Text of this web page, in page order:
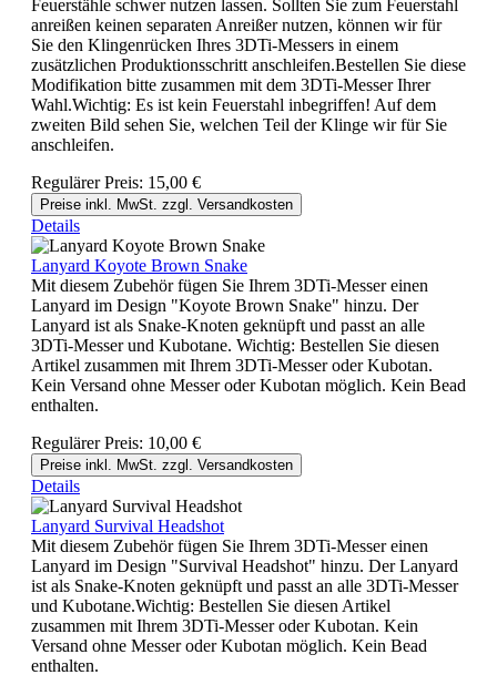
Feuerstähle schwer nutzen lassen. Sollten Sie zum Feuerstahl
anreißen keinen separaten Anreißer nutzen, können wir für
Sie den Klingenrücken Ihres 3DTi-Messers in einem
zusätzlichen Produktionsschritt anschleifen.Bestellen Sie diese
Modifikation bitte zusammen mit dem 3DTi-Messer Ihrer
Wahl.Wichtig: Es ist kein Feuerstahl inbegriffen! Auf dem
zweiten Bild sehen Sie, welchen Teil der Klinge wir für Sie
anschleifen.
Regulärer Preis: 15,00 €
Preise inkl. MwSt. zzgl. Versandkosten
Details
Lanyard Koyote Brown Snake
Mit diesem Zubehör fügen Sie Ihrem 3DTi-Messer einen
Lanyard im Design "Koyote Brown Snake" hinzu. Der
Lanyard ist als Snake-Knoten geknüpft und passt an alle
3DTi-Messer und Kubotane. Wichtig: Bestellen Sie diesen
Artikel zusammen mit Ihrem 3DTi-Messer oder Kubotan.
Kein Versand ohne Messer oder Kubotan möglich. Kein Bead
enthalten.
Regulärer Preis: 10,00 €
Preise inkl. MwSt. zzgl. Versandkosten
Details
Lanyard Survival Headshot
Mit diesem Zubehör fügen Sie Ihrem 3DTi-Messer einen
Lanyard im Design "Survival Headshot" hinzu. Der Lanyard
ist als Snake-Knoten geknüpft und passt an alle 3DTi-Messer
und Kubotane.Wichtig: Bestellen Sie diesen Artikel
zusammen mit Ihrem 3DTi-Messer oder Kubotan. Kein
Versand ohne Messer oder Kubotan möglich. Kein Bead
enthalten.